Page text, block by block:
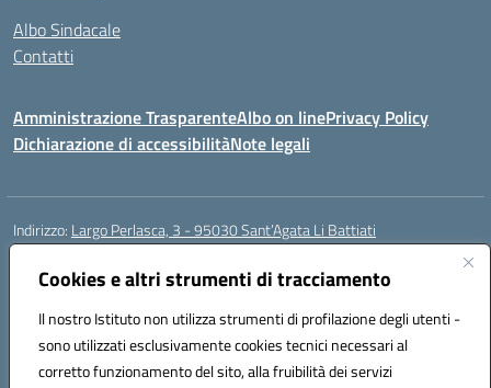
Cookies e altri strumenti di tracciamento
Il nostro Istituto non utilizza strumenti di profilazione degli utenti -
sono utilizzati esclusivamente cookies tecnici necessari al
corretto funzionamento del sito, alla fruibilità dei servizi
Albo Sindacale
Contatti
Amministrazione TrasparenteAlbo on linePrivacy Policy
Dichiarazione di accessibilitàNote legali
Indirizzo: Largo Perlasca, 3 - 95030 Sant’Agata Li Battiati
Centralino:
ctic8bl002@istruzione.it
Posta elettronica certificata (PEC):ctic8bl002@pec.istruzione.it
Codice fiscale: 93253680875
Codice meccanografico:CTIC8BL002
Codice Indice delle Pubbliche Amministrazioni (IPA): 7UKG69R2